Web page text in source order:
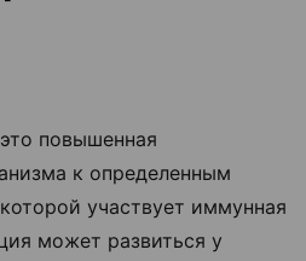
повышенная
к определенным
участвует иммунная
может развиться у